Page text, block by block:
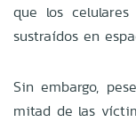
que los
sustraídos en
Sin embargo,
mitad de las